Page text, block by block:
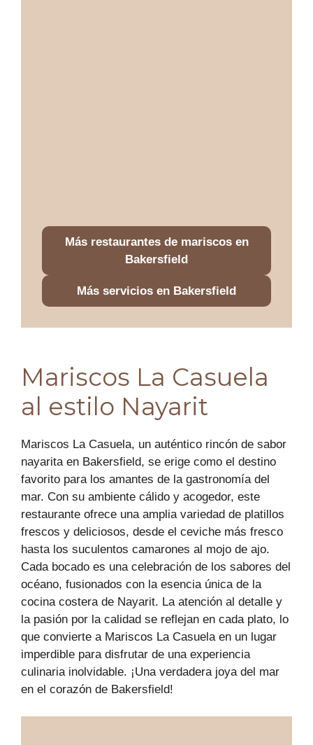
Más restaurantes de mariscos en
Bakersfield
Más servicios en Bakersfield
Mariscos La Casuela
al estilo Nayarit
Mariscos La Casuela, un auténtico rincón de sabor
nayarita en Bakersfield, se erige como el destino
favorito para los amantes de la gastronomía del
mar. Con su ambiente cálido y acogedor, este
restaurante ofrece una amplia variedad de platillos
frescos y deliciosos, desde el ceviche más fresco
hasta los suculentos camarones al mojo de ajo.
Cada bocado es una celebración de los sabores del
océano, fusionados con la esencia única de la
cocina costera de Nayarit. La atención al detalle y
la pasión por la calidad se reflejan en cada plato, lo
que convierte a Mariscos La Casuela en un lugar
imperdible para disfrutar de una experiencia
culinaria inolvidable. ¡Una verdadera joya del mar
en el corazón de Bakersfield!